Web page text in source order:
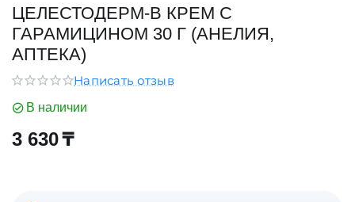
ЦЕЛЕСТОДЕРМ-В КРЕМ С
ГАРАМИЦИНОМ 30 Г (АНЕЛИЯ,
АПТЕКА)
Написать отзыв
В наличии
3 630₸